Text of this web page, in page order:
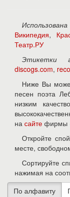
Википедия,
Театр.РУ
Этикетки
discogs.com,
Ниже Вы
песен поэта
низким
на сайте фирмы
Откройте
месте,
Сортируйте
нажимая на